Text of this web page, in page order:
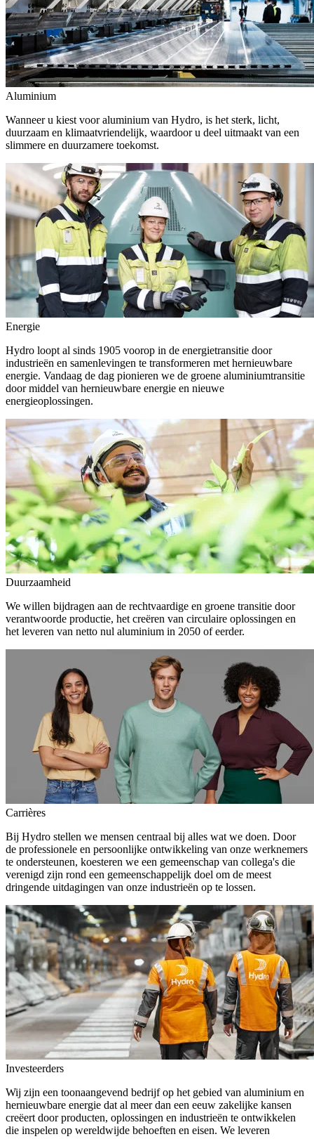
Aluminium
Wanneer u kiest voor aluminium van Hydro, is het sterk, licht,
duurzaam en klimaatvriendelijk, waardoor u deel uitmaakt van een
slimmere en duurzamere toekomst.
Energie
Hydro loopt al sinds 1905 voorop in de energietransitie door
industrieën en samenlevingen te transformeren met hernieuwbare
energie. Vandaag de dag pionieren we de groene aluminiumtransitie
door middel van hernieuwbare energie en nieuwe
energieoplossingen.
Duurzaamheid
We willen bijdragen aan de rechtvaardige en groene transitie door
verantwoorde productie, het creëren van circulaire oplossingen en
het leveren van netto nul aluminium in 2050 of eerder.
Carrières
Bij Hydro stellen we mensen centraal bij alles wat we doen. Door
de professionele en persoonlijke ontwikkeling van onze werknemers
te ondersteunen, koesteren we een gemeenschap van collega's die
verenigd zijn rond een gemeenschappelijk doel om de meest
dringende uitdagingen van onze industrieën op te lossen.
Investeerders
Wij zijn een toonaangevend bedrijf op het gebied van aluminium en
hernieuwbare energie dat al meer dan een eeuw zakelijke kansen
creëert door producten, oplossingen en industrieën te ontwikkelen
die inspelen op wereldwijde behoeften en eisen. We leveren